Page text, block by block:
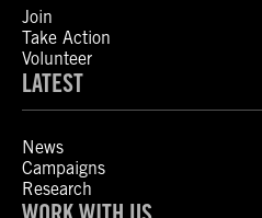
Join
Take Action
Volunteer
LATEST
News
Campaigns
Research